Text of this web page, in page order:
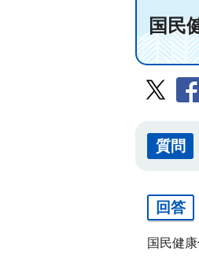
国
質問
回答
国民健